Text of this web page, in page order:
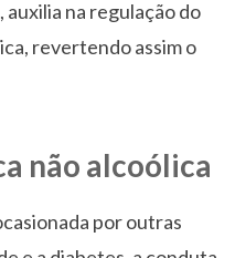
auxilia na regulação do
revertendo assim o
não alcoólica
por outras